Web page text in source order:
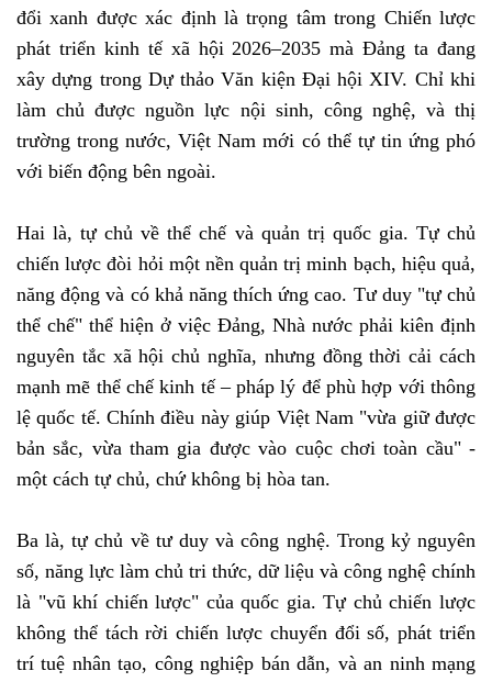
đổi xanh được xác định là trọng tâm trong Chiến lược
phát triển kinh tế xã hội 2026–2035 mà Đảng ta đang
xây dựng trong Dự thảo Văn kiện Đại hội XIV. Chỉ khi
làm chủ được nguồn lực nội sinh, công nghệ, và thị
trường trong nước, Việt Nam mới có thể tự tin ứng phó
với biến động bên ngoài.
Hai là, tự chủ về thể chế và quản trị quốc gia. Tự chủ
chiến lược đòi hỏi một nền quản trị minh bạch, hiệu quả,
năng động và có khả năng thích ứng cao. Tư duy "tự chủ
thể chế" thể hiện ở việc Đảng, Nhà nước phải kiên định
nguyên tắc xã hội chủ nghĩa, nhưng đồng thời cải cách
mạnh mẽ thể chế kinh tế – pháp lý để phù hợp với thông
lệ quốc tế. Chính điều này giúp Việt Nam "vừa giữ được
bản sắc, vừa tham gia được vào cuộc chơi toàn cầu" -
một cách tự chủ, chứ không bị hòa tan.
Ba là, tự chủ về tư duy và công nghệ. Trong kỷ nguyên
số, năng lực làm chủ tri thức, dữ liệu và công nghệ chính
là "vũ khí chiến lược" của quốc gia. Tự chủ chiến lược
không thể tách rời chiến lược chuyển đổi số, phát triển
trí tuệ nhân tạo, công nghiệp bán dẫn, và an ninh mạng